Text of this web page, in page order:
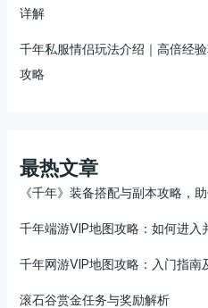
详解
千年私服情侣玩法介绍｜高倍经
攻略
最热文章
《千年》装备搭配与副本攻略，
千年端游VIP地图攻略：如何进入
千年网游VIP地图攻略：入门指南
滚石谷赏金任务与奖励解析